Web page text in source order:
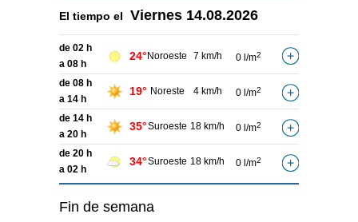
El tiempo el Viernes 14.08.2026
de 02 h
a 08 h
24° Noroeste 7 km/h 0 l/m2
de 08 h
a 14 h
19° Noreste 4 km/h 0 l/m2
de 14 h
a 20 h
35°Suroeste 18 km/h 0 l/m2
de 20 h
a 02 h
34°Suroeste 18 km/h 0 l/m2
Fin de semana